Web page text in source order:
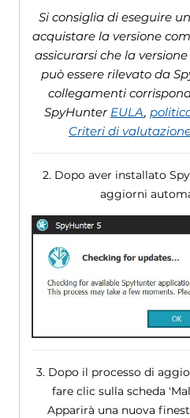
Si consiglia di eseguire
acquistare la versione
assicurarsi che la
può essere rilevato da
collegamenti
SpyHunter EULA,
Criteri di
2. Dopo aver installato
aggiorni
3. Dopo il processo di
fare clic sulla scheda
Apparirà una nuova